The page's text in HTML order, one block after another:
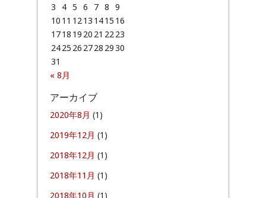
3
4 5 6 7 8 9
10 11 1213 1415 16
1718 19 20 21 2223
2425 26 2728 2930
31
« 8月
アーカイブ
2020年8月 (1)
2019年12月 (1)
2018年12月 (1)
2018年11月 (1)
2018年10月 (1)